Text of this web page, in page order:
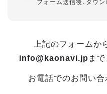
上記のフォームか
info@kaonavi.jp ま
お電話でのお問い合